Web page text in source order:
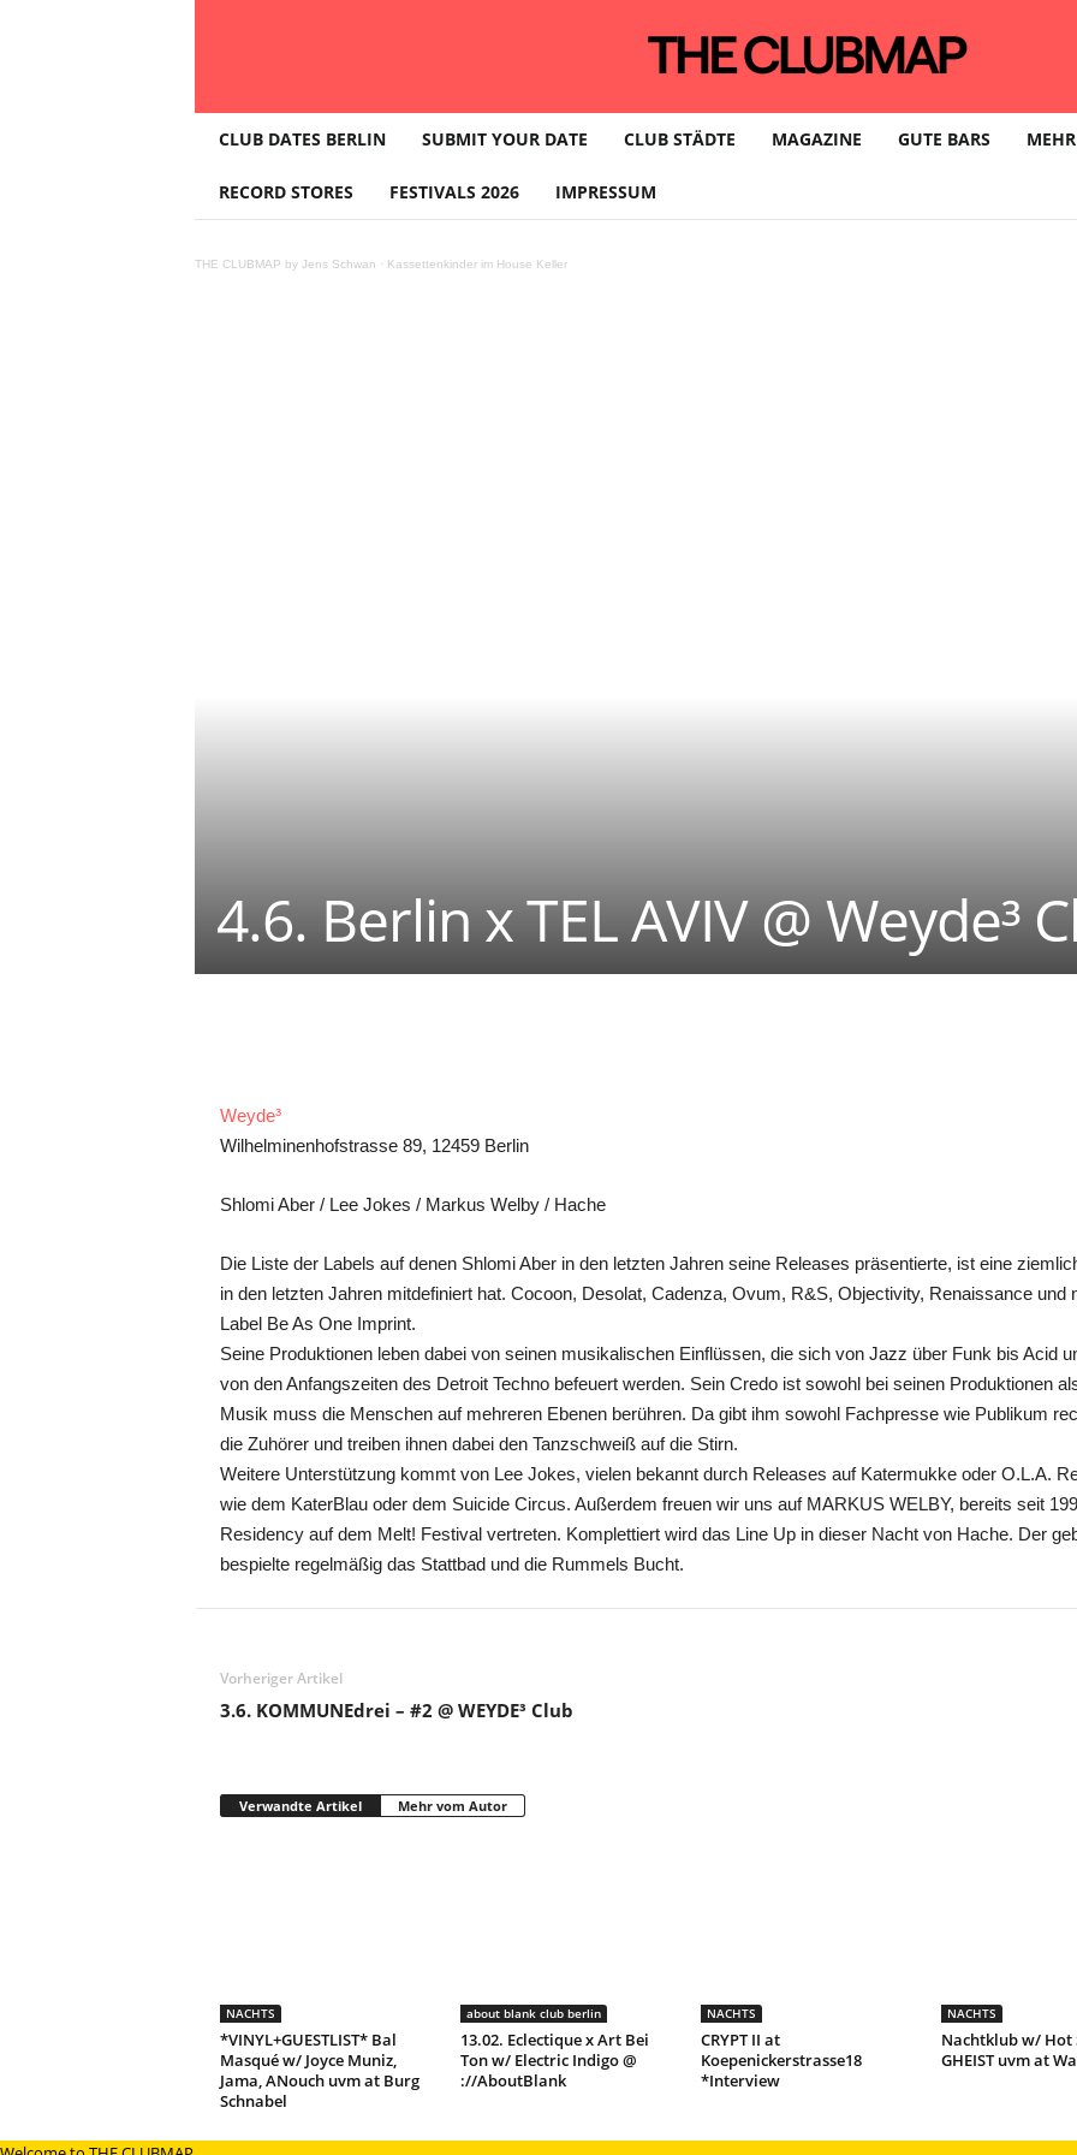
L
B
CLUB DATES BERLIN SUBMIT YOUR DATE CLUB STÄDTE MAGAZINE GUTE BARS
RECORD STORES FESTIVALS 2026 IMPRESSUM
THE CLUBMAP by Jens Schwan · Kassettenkinder im House Keller
4.6. Berlin x TEL AVIV @ Weyde³
Weyde³
Wilhelminenhofstrasse 89, 12459 Berlin
Shlomi Aber / Lee Jokes / Markus Welby / Hache
Die Liste der Labels auf denen Shlomi Aber in den letzten Jahren seine Releases präsentierte, ist eine
in den letzten Jahren mitdefiniert hat. Cocoon, Desolat, Cadenza, Ovum, R&S, Objectivity, Renaissance
Label Be As One Imprint.
Seine Produktionen leben dabei von seinen musikalischen Einflüssen, die sich von Jazz über Funk bis Acid
von den Anfangszeiten des Detroit Techno befeuert werden. Sein Credo ist sowohl bei seinen Produktionen
Musik muss die Menschen auf mehreren Ebenen berühren. Da gibt ihm sowohl Fachpresse wie Publikum
die Zuhörer und treiben ihnen dabei den Tanzschweiß auf die Stirn.
Weitere Unterstützung kommt von Lee Jokes, vielen bekannt durch Releases auf Katermukke oder O.L.A.
wie dem KaterBlau oder dem Suicide Circus. Außerdem freuen wir uns auf MARKUS WELBY, bereits seit
Residency auf dem Melt! Festival vertreten. Komplettiert wird das Line Up in dieser Nacht von Hache. Der
bespielte regelmäßig das Stattbad und die Rummels Bucht.
Vorheriger Artikel
3.6. KOMMUNEdrei – #2 @ WEYDE³ Club
Verwandte Artikel Mehr vom Autor
NACHTS
*VINYL+GUESTLIST* Bal
Masqué w/ Joyce Muniz,
Jama, ANouch uvm at Burg
Schnabel
about blank club berlin
13.02. Eclectique x Art Bei
Ton w/ Electric Indigo @
://AboutBlank
NACHTS
CRYPT II at
Koepenickerstrasse18
*Interview
NACHTS
Nachtklub w/ Hot
GHEIST uvm at